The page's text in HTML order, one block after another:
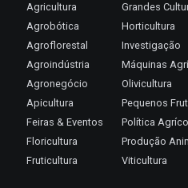
Agricultura
Agrobótica
Agroflorestal
Agroindústria
Agronegócio
Apicultura
Feiras & Eventos
Floricultura
Fruticultura
Grandes
Horticultura
Investigação
Máquinas
Olivicultura
Pequenos
Política
Produção
Viticultura